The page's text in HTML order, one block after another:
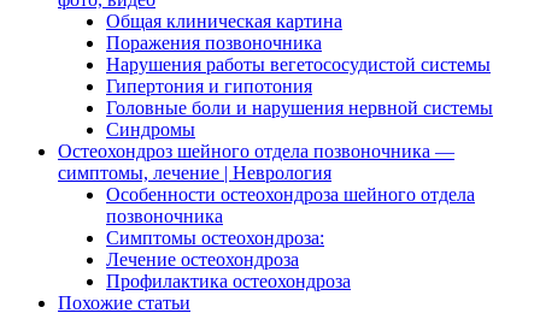
Общая клиническая картина
Поражения позвоночника
Нарушения работы вегетососудистой системы
Гипертония и гипотония
Головные боли и нарушения нервной системы
Синдромы
Остеохондроз шейного отдела позвоночника —
симптомы, лечение | Неврология
Особенности остеохондроза шейного отдела
позвоночника
Симптомы остеохондроза:
Лечение остеохондроза
Профилактика остеохондроза
Похожие статьи